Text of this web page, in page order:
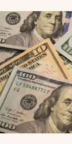
Lifestyle
USA